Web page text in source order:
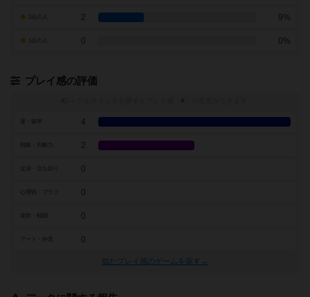
2 9%
0 0%
プレイ感の評価
※
4
戦略・判断力 2
0
0
0
アート・外見 0
似たプレイ感のゲームを探す→